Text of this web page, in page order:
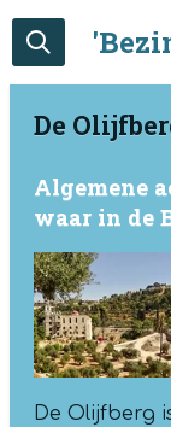
Ga
direct
De
Algemene
waar in de
De Olijfberg